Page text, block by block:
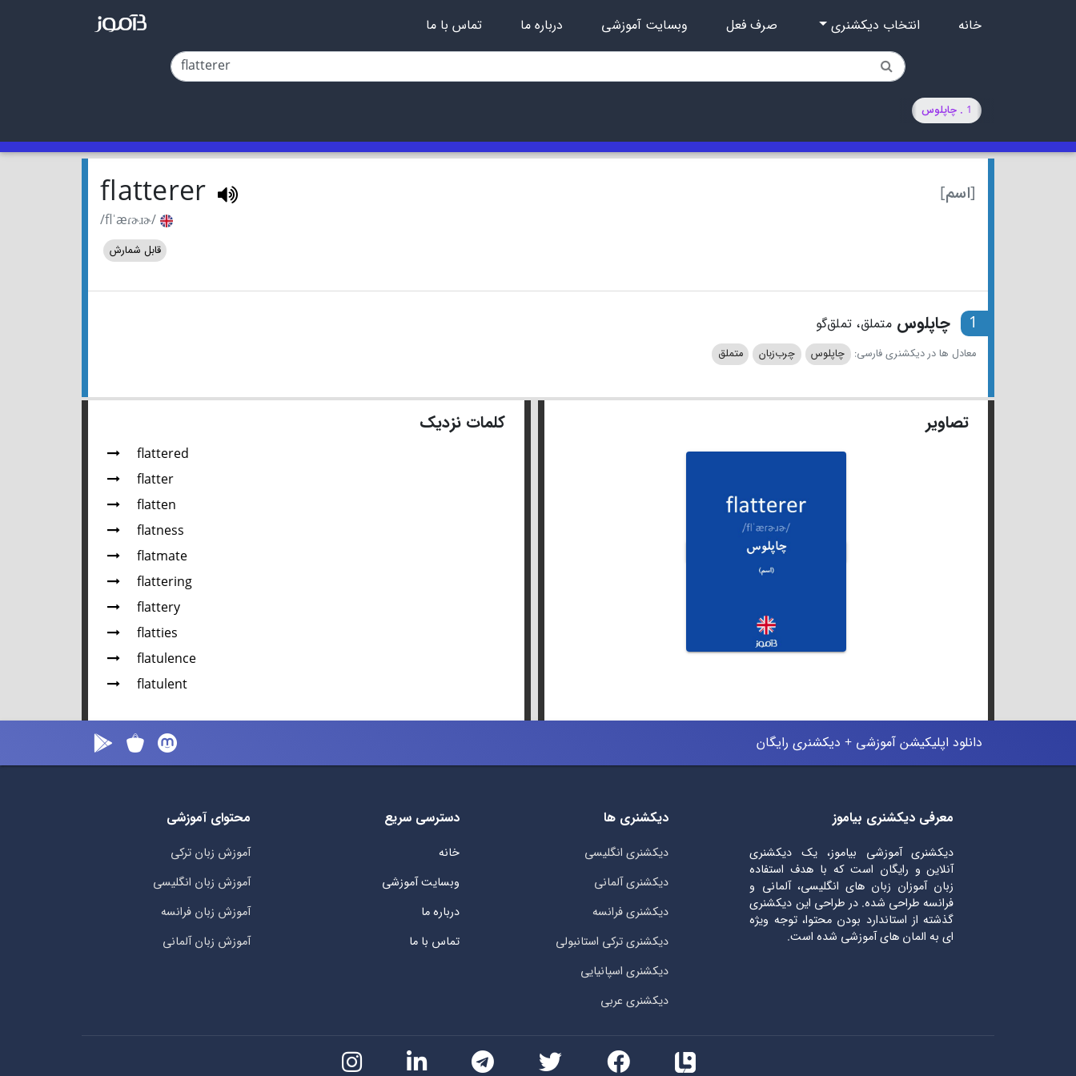
خانه انتخاب دیکشنری صرف فعل وبسایت آموزشی درباره ما تماس با ما
1 . چاپلوس
[اسم] flatterer
/flˈæɾɚɹɚ/
قابل شمارش
1 چاپلوسمتملق، تملق‌گو
معادل ها در دیکشنری فارسی: چاپلوس چرب‌زبان متملق
تصاویر کلمات نزدیک
flattered
flatter
flatten
flatness
flatmate
flattering
flattery
flatties
flatulence
flatulent
دانلود اپلیکیشن آموزشی + دیکشنری رایگان
معرفی دیکشنری بیاموز
دیکشنری آموزشی بیاموز، یک دیکشنری
آنلاین و رایگان است که با هدف استفاده
زبان آموزان زبان های انگلیسی، آلمانی و
فرانسه طراحی شده. در طراحی این دیکشنری
گذشته از استاندارد بودن محتوا، توجه ویژه
ای به المان های آموزشی شده است.
دیکشنری ها
دیکشنری انگلیسی
دیکشنری آلمانی
دیکشنری فرانسه
دیکشنری ترکی استانبولی
دیکشنری اسپانیایی
دیکشنری عربی
دسترسی سریع
خانه
وبسایت آموزشی
درباره ما
تماس با ما
محتوای آموزشی
آموزش زبان ترکی
آموزش زبان انگلیسی
آموزش زبان فرانسه
آموزش زبان آلمانی